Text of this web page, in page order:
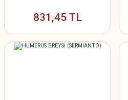
831,45 TL